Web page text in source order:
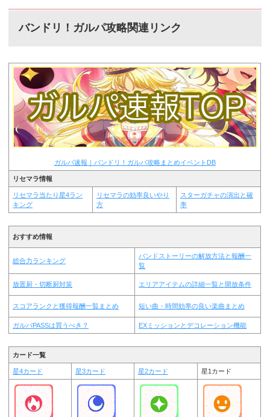
バンドリ！ガルパ攻略関連リンク
ガルパ速報｜バンドリ！ガルパ攻略まとめイベントDB
リセマラ情報
リセマラ当たり星4ラン
キング
リセマラの効率良いやり
方
スターガチャの演出と確
率
おすすめ情報
総合力ランキング
バンドストーリーの解放方法と報酬一
覧
放置厨・切断厨対策 エリアアイテムの詳細一覧と開放条件
スコアランクと獲得報酬一覧まとめ 短い曲・時間効率の良い楽曲まとめ
ガルパPASSは買うべき？ EXミッションとデコレーション機能
カード一覧
星4カード 星3カード 星2カード 星1カード